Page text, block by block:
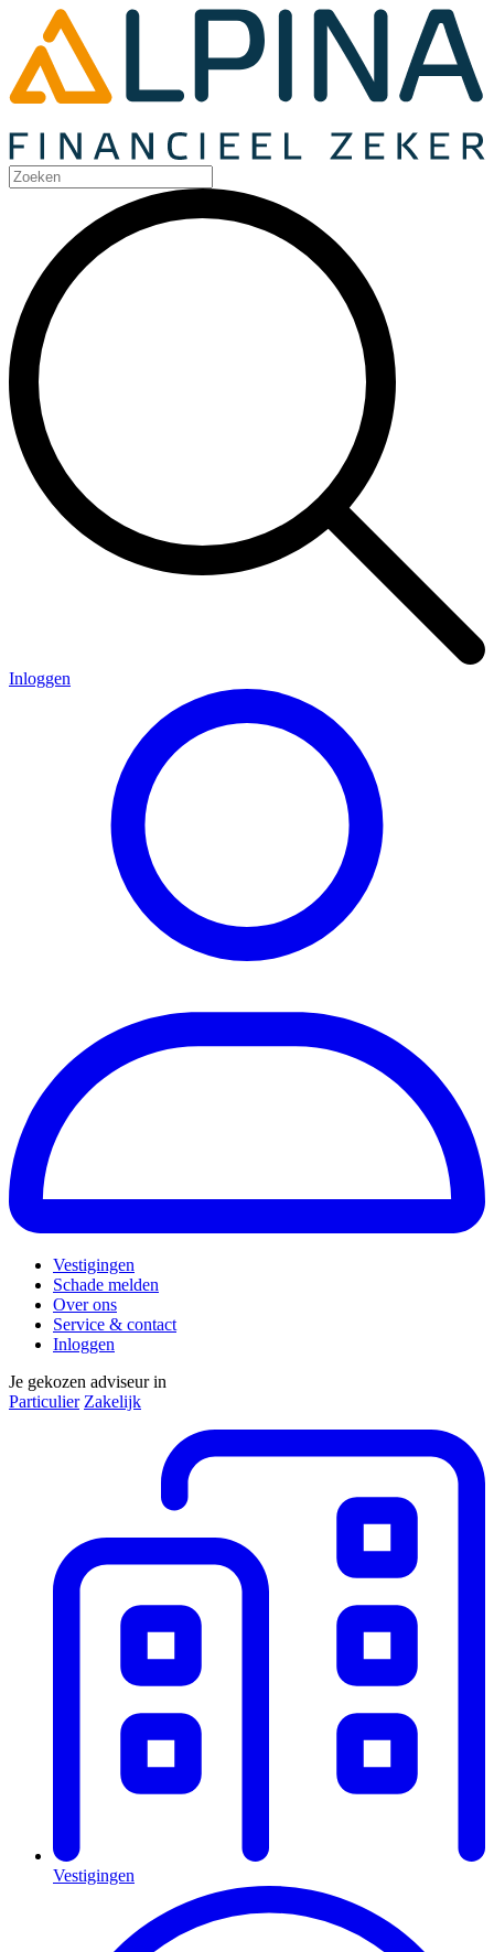
Inloggen
Vestigingen
Schade melden
Over ons
Service & contact
Inloggen
Je gekozen adviseur in
Particulier Zakelijk
Vestigingen